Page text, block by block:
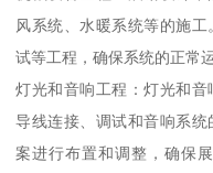
风系统、水暖系统等的施
试等工程，确保系统的正常
灯光和音响工程：灯光和音
导线连接、调试和音响系
案进行布置和调整，确保